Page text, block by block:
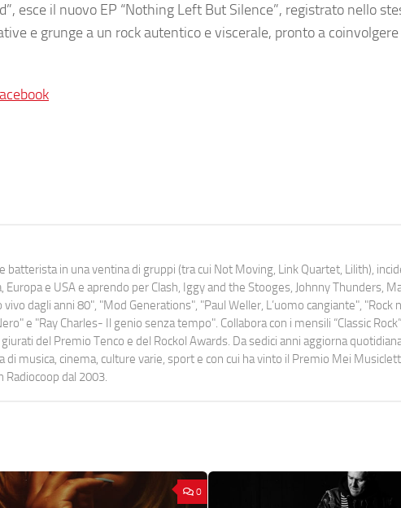
esce il nuovo EP “Nothing Left But Silence”, registrato nello
e grunge a un rock autentico e viscerale, pronto a
in una ventina di gruppi (tra cui Not Moving, Link Quartet, Lilith),
e USA e aprendo per Clash, Iggy and the Stooges, Johnny Thunders,
dagli anni 80", "Mod Generations", "Paul Weller, L’uomo cangiante", "Rock
e "Ray Charles- Il genio senza tempo". Collabora con i mensili “Classic
del Premio Tenco e del Rockol Awards. Da sedici anni aggiorna
musica, cinema, culture varie, sport e con cui ha vinto il Premio Mei
dal 2003.
0